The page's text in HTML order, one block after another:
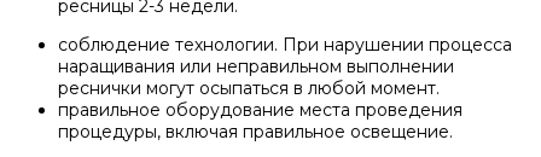
ресницы 2-3 недели.
соблюдение технологии. При нарушении процесса
наращивания или неправильном выполнении
реснички могут осыпаться в любой момент.
правильное оборудование места проведения
процедуры, включая правильное освещение.